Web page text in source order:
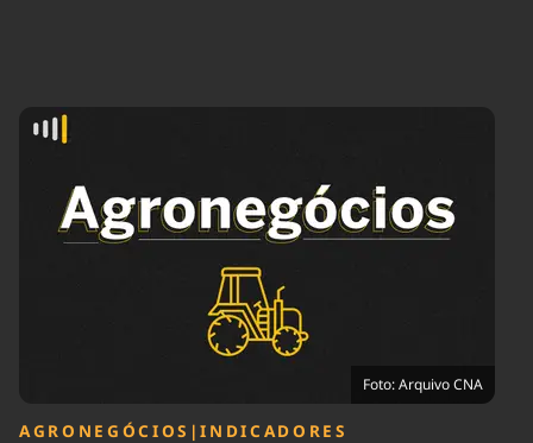
Agronegócios
Brasil Mineral
Ciência &
Tecnologia
Economia
Educação
Infraestrutura
Internacional
Política
Saúde
Tempo
Foto: Arquivo CNA
AGRONEGÓCIOS |INDICADORES